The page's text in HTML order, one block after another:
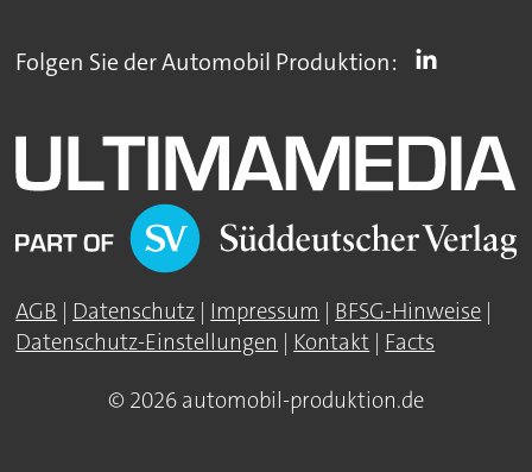
Folgen Sie der Automobil Produktion:
AGB | Datenschutz | Impressum | BFSG-Hinweise |
Datenschutz-Einstellungen | Kontakt | Facts
© 2026 automobil-produktion.de